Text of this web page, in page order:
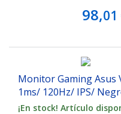
98,01
Monitor Gaming Asus
1ms/ 120Hz/ IPS/
¡En stock! Artículo